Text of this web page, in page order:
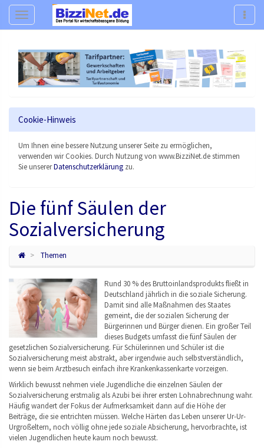
Navigation
Cookie-Hinweis
Um Ihnen eine bessere Nutzung unserer Seite zu ermöglichen,
verwenden wir Cookies. Durch Nutzung von www.BizziNet.de stimmen
Sie unsererDatenschutzerklärung zu.
Die fünf Säulen der
Sozialversicherung
Themen
Rund 30 % des Bruttoinlandsprodukts fließt in
Deutschland jährlich in die soziale Sicherung.
Damit sind alle Maßnahmen des Staates
gemeint, die der sozialen Sicherung der
Bürgerinnen und Bürger dienen. Ein großer Teil
dieses Budgets umfasst die fünf Säulen der
gesetzlichen Sozialversicherung. Für Schülerinnen und Schüler ist die
Sozialversicherung meist abstrakt, aber irgendwie auch selbstverständlich,
wenn sie beim Arztbesuch einfach ihre Krankenkassenkarte vorzeigen.
Wirklich bewusst nehmen viele Jugendliche die einzelnen Säulen der
Sozialversicherung erstmalig als Azubi bei ihrer ersten Lohnabrechnung wahr.
Häufig wandert der Fokus der Aufmerksamkeit dann auf die Höhe der
Beiträge, die sie entrichten müssen. Welche Härten das Leben unserer Ur-Ur-
Urgroßeltern, noch völlig ohne jede soziale Absicherung, hervorbrachte, ist
vielen Jugendlichen heute kaum noch bewusst.